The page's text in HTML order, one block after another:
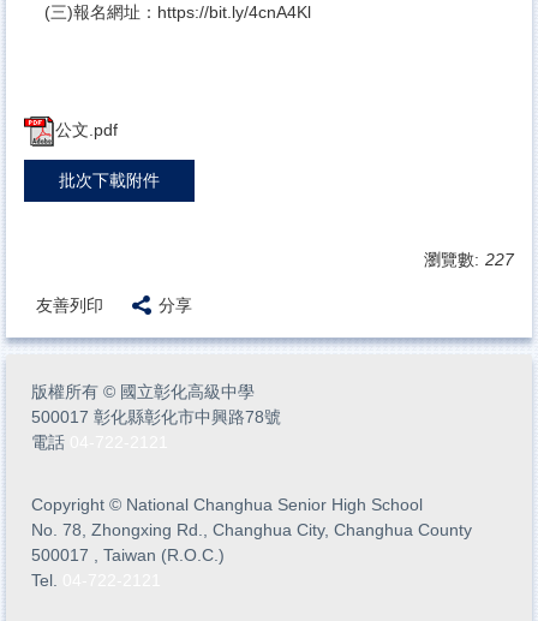
(三)報名網址： https://bit.ly/4cnA4Kl
公文.pdf
批次下載附件
瀏覽數: 227
友善列印 分享
版權所有 © 國立彰化高級中學
500017 彰化縣彰化市中興路78號
電話
Copyright © National Changhua Senior High School
No. 78, Zhongxing Rd., Changhua City, Changhua County
500017 , Taiwan (R.O.C.)
Tel.